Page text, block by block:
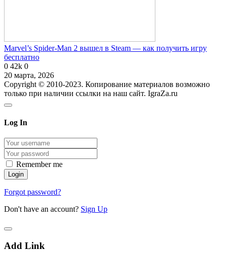
Marvel’s Spider-Man 2 вышел в Steam — как получить игру
бесплатно
0 42k 0
20 марта, 2026
Copyright © 2010-2023. Копирование материалов возможно
только при наличии ссылки на наш сайт. IgraZa.ru
Log In
Remember me
Forgot password?
Don't have an account? Sign Up
Add Link